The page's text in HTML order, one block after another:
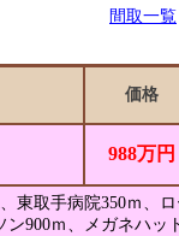
間取一覧
価格
988万円
取手病院350ｍ、
900ｍ、メガネハ